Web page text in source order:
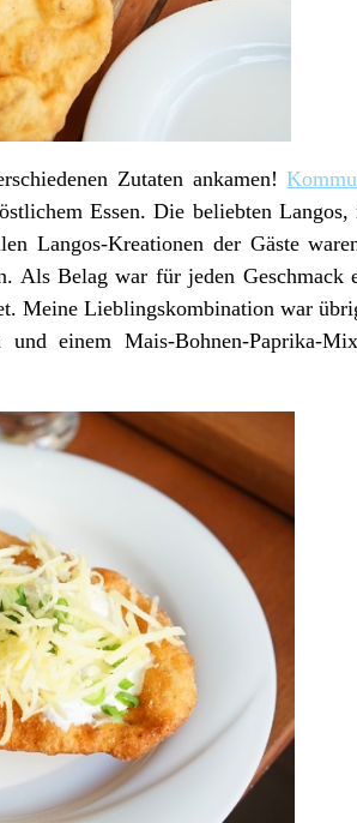
Zutaten ankamen!
Essen. Die beliebten
Langos-Kreationen der Gäste
Als Belag war für jeden Geschmack
Meine Lieblingskombination war
und einem Mais-Bohnen-